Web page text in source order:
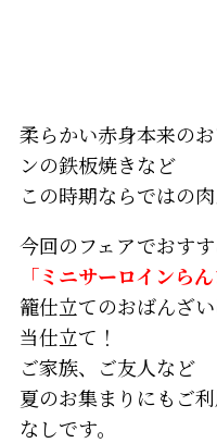
柔らかい赤身本来の
ンの鉄板焼きなど
この時期ならではの
今回のフェアでおす
「ミニサーロインらん
籠仕立てのおばんざ
当仕立て！
ご家族、ご友人など
夏のお集まりにもご
なしです。